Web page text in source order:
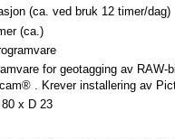
(ca. ved bruk 12 timer/dag)
(ca.)
for geotagging av
. Krever installering av
x D 23